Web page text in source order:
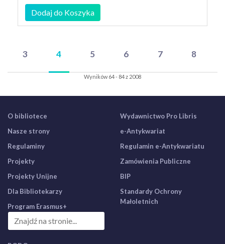
Dodaj do Koszyka
3 4 5 6 7 8
Wyników 64 - 84 z 2008
O bibliotece
Nasze strony
Regulaminy
Projekty
Projekty Unijne
Dla Bibliotekarzy
Program Erasmus+
Wydawnictwo Pro Libris
e-Antykwariat
Regulamin e-Antykwariatu
Zamówienia Publiczne
BIP
Standardy Ochrony
Małoletnich